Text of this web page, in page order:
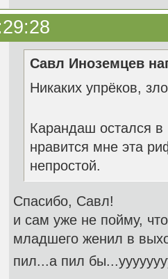
Савл Иноземцев
Никаких упрёков,
Карандаш остался
нравится мне эта
непростой.
Спасибо, Савл!
и сам уже не пойму,
младшего женил в
пил...а пил